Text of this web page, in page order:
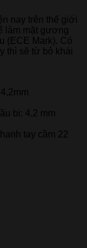
nay trên thế giới
làm mặt gương
(ECE Mark). Có
thì sẽ từ bỏ khái
bi: 4,2 mm
tay cầm 22